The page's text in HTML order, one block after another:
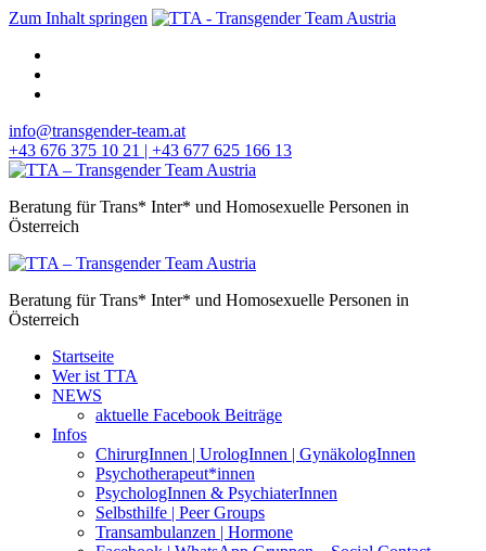
Zum Inhalt springen
info@transgender-team.at
+43 676 375 10 21 | +43 677 625 166 13
Beratung für Trans* Inter* und Homosexuelle Personen in
Österreich
Beratung für Trans* Inter* und Homosexuelle Personen in
Österreich
Startseite
Wer ist TTA
NEWS
aktuelle Facebook Beiträge
Infos
ChirurgInnen | UrologInnen | GynäkologInnen
Psychotherapeut*innen
PsychologInnen & PsychiaterInnen
Selbsthilfe | Peer Groups
Transambulanzen | Hormone